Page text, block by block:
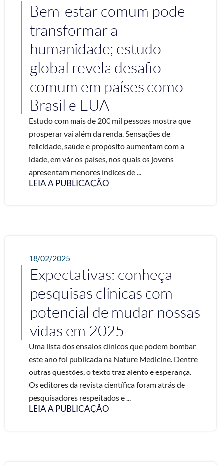
Bem-estar comum pode
transformar a
humanidade; estudo
global revela desafio
comum em países como
Brasil e EUA
Estudo com mais de 200 mil pessoas mostra que
prosperar vai além da renda. Sensações de
felicidade, saúde e propósito aumentam com a
idade, em vários países, nos quais os jovens
apresentam menores índices de ...
LEIA A PUBLICAÇÃO
18/02/2025
Expectativas: conheça
pesquisas clínicas com
potencial de mudar nossas
vidas em 2025
Uma lista dos ensaios clínicos que podem bombar
este ano foi publicada na Nature Medicine. Dentre
outras questões, o texto traz alento e esperança.
Os editores da revista científica foram atrás de
pesquisadores respeitados e ...
LEIA A PUBLICAÇÃO